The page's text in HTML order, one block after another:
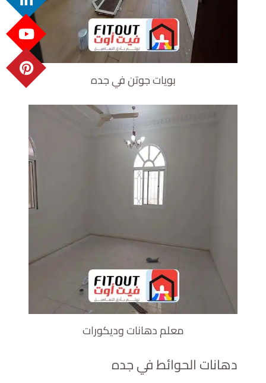
بويات جوتن في جده
معلم دهانات وديكورات
دهانات الحوائط في جده